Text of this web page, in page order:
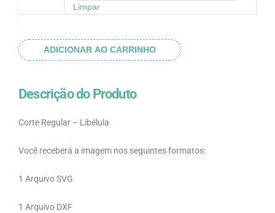
Limpar
ADICIONAR AO CARRINHO
Descrição do Produto
Corte Regular – Libélula
Você receberá a imagem nos seguintes formatos:
1 Arquivo SVG
1 Arquivo DXF